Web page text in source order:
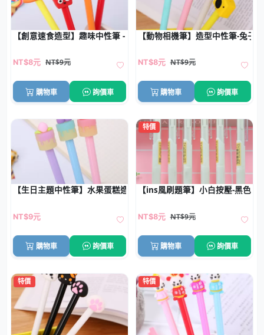
【創意速食造型】趣味中性筆 - 可愛矽膠頭原子筆
NT$8元 NT$9元
購物車 詢價車
【動物相機筆】造型中性筆-兔子
NT$8元 NT$9元
購物車 詢價車
【生日主題中性筆】水果蛋糕造型-生日快樂原子筆
NT$9元
購物車 詢價車
特價
【ins風刷題筆】小白按壓-黑色中
NT$8元 NT$9元
購物車 詢價車
特價 特價